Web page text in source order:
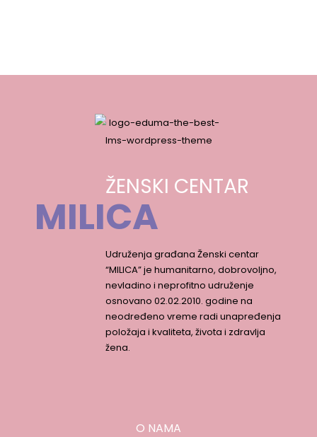
ŽENSKI CENTAR
MILICA
Udruženja građana Ženski centar
“MILICA” je humanitarno, dobrovoljno,
nevladino i neprofitno udruženje
osnovano 02.02.2010. godine na
neodređeno vreme radi unapređenja
položaja i kvaliteta, života i zdravlja
žena.
O NAMA